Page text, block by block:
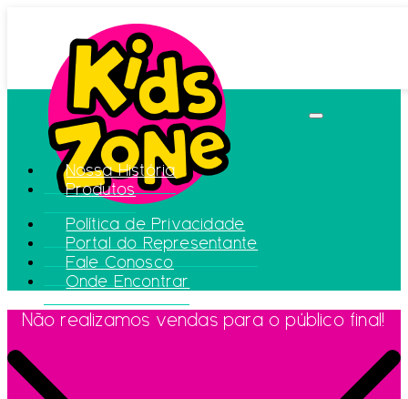
Nossa História
Produtos
Política de Privacidade
Portal do Representante
Fale Conosco
Onde Encontrar
Não realizamos vendas para o público final!